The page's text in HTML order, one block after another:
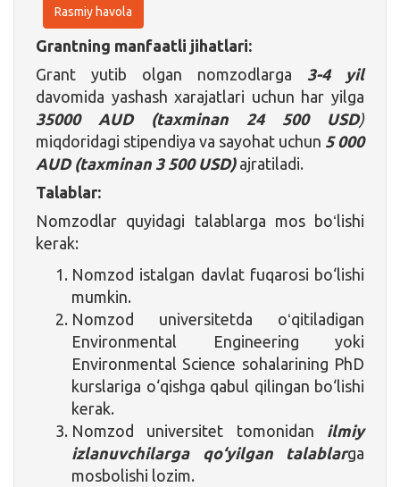
Rasmiy havola
Grantning manfaatli jihatlari:
Grant yutib olgan nomzodlarga 3-4 yil
davomida yashash xarajatlari uchun har yilga
35000 AUD
(taxminan 24 500 USD)
miqdoridagi stipendiya va sayohat uchun 5 000
AUD (taxminan 3 500 USD)ajratiladi.
Talablar:
Nomzodlar quyidagi talablarga mos boʻlishi
kerak:
Nomzod istalgan davlat fuqarosi bo‘lishi
mumkin.
Nomzod universitetda oʻqitiladigan
Environmental Engineering yoki
Environmental Science sohalarining PhD
kurslariga o‘qishga qabul qilingan bo‘lishi
kerak.
Nomzod universitet tomonidan ilmiy
izlanuvchilarga qo‘yilgan talablarga
mosbolishi lozim.